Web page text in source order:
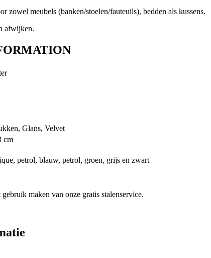
zowel meubels (banken/stoelen/fauteuils), bedden als kussens.
afwijken.
Glans, Velvet
cm
petrol, blauw, petrol, groen, grijs en zwart
maken van onze gratis stalenservice.